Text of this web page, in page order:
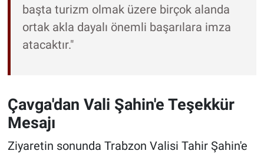
başta turizm olmak üzere birçok alanda
ortak akla dayalı önemli başarılara imza
atacaktır."
Çavga'dan Vali Şahin'e Teşekkür
Mesajı
Ziyaretin sonunda Trabzon Valisi Tahir Şahin'e